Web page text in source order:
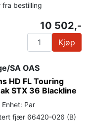
fra bestilling
10 502,-
Kjøp
SA OAS
HD FL Touring
STX 36 Blackline
Par
fjær 66420-026 (B)